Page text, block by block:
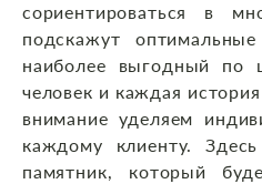
сориентироваться в
подскажут
наиболее выгодный по
человек и каждая
внимание уделяем
каждому клиенту.
памятник, который